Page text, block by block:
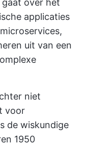
over het
applicaties
uit van een
niet
voor
de wiskundige
1950